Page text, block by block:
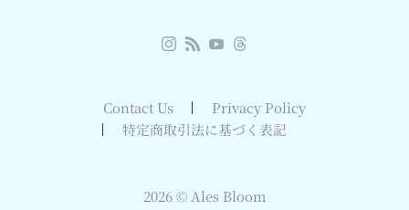
Contact Us
Privacy Policy
特定商取引法に基づく表記
2026 © Ales Bloom